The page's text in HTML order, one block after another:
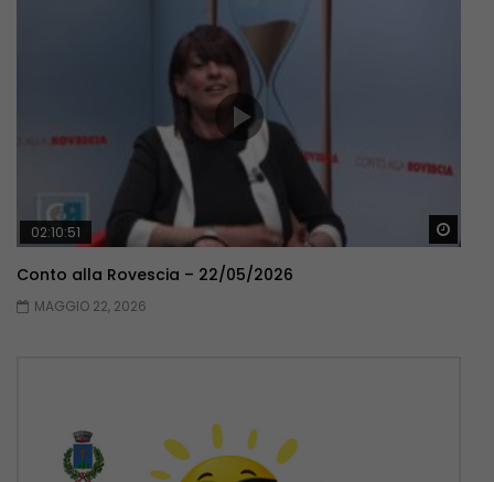
02:10:51
Conto alla Rovescia – 22/05/2026
MAGGIO 22, 2026